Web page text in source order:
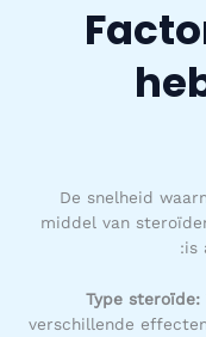
De snelheid
middel van
is
Type steroïde:
verschillende